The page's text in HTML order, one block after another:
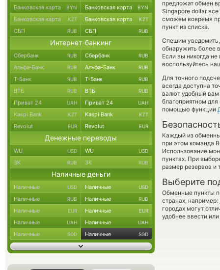
предложат обмен
Singapore dollar
сможем вовремя
пункт из списка.
Спешим
обнаружить более
Если вы никогда
воспользуйтесь
Для точного
всегда доступна
валют удобный
благоприятном для
помощью функции
Каждый из
при этом команда
Использование
пунктах. При
размер резервов и
Выберите
Обменные пункты
странах, например:
городах могут
удобнее ввести
Банковская карта BYN Банковская карта BYN
Банковская карта KZT Банковская карта KZT
СБП RUB СБП RUB
Интернет-банкинг
Сбербанк RUB Сбербанк RUB
Альфа-Банк RUB Альфа-Банк RUB
Т-Банк RUB Т-Банк RUB
ВТБ RUB ВТБ RUB
Приват 24 UAH Приват 24 UAH
Kaspi Bank KZT Kaspi Bank KZT
Revolut EUR Revolut EUR
Денежные переводы
WU USD WU USD
ЗК RUB ЗК RUB
Наличные деньги
Наличные USD Наличные USD
Наличные RUB Наличные RUB
Наличные EUR Наличные EUR
Наличные UAH Наличные UAH
Наличные SGD Наличные SGD